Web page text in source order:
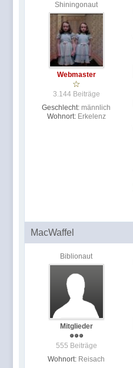
Shiningonaut
Webmaster
3.144 Beiträge
Geschlecht: männlich
Wohnort: Erkelenz
MacWaffel
Biblionaut
Mitglieder
555 Beiträge
Wohnort: Reisach